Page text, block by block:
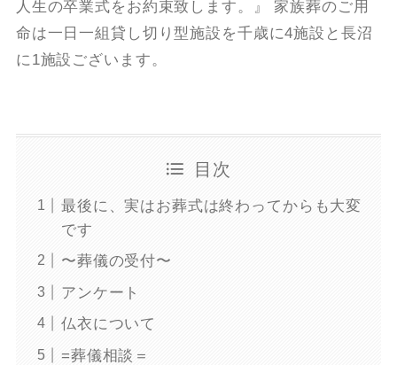
人生の卒業式をお約束致します。』 家族葬のご用
命は一日一組貸し切り型施設を千歳に4施設と長沼
に1施設ございます。
目次
最後に、実はお葬式は終わってからも大変
です
〜葬儀の受付〜
アンケート
仏衣について
=葬儀相談＝